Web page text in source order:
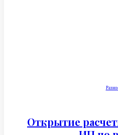
Открытие